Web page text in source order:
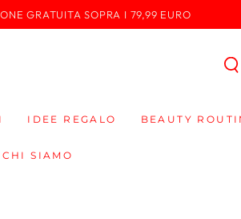
GRATUITA SOPRA I 79,99 EURO
IDEE REGALO BEAUTY
CHI SIAMO